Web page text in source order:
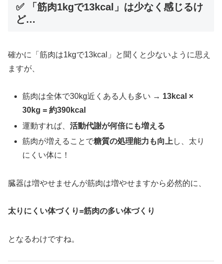
✅ 「筋肉1kgで13kcal」は少なく感じるけ
ど…
確かに「筋肉は1kgで13kcal」と聞くと少ないように思え
ますが、
筋肉は全体で30kg近くある人も多い → 13kcal ×
30kg = 約390kcal
運動すれば、活動代謝が何倍にも増える
筋肉が増えることで糖質の処理能力も向上 し、太り
にくい体に！
臓器は増やせませんが筋肉は増やせますから必然的に、
太りにくい体づくり=筋肉の多い体づくり
となるわけですね。